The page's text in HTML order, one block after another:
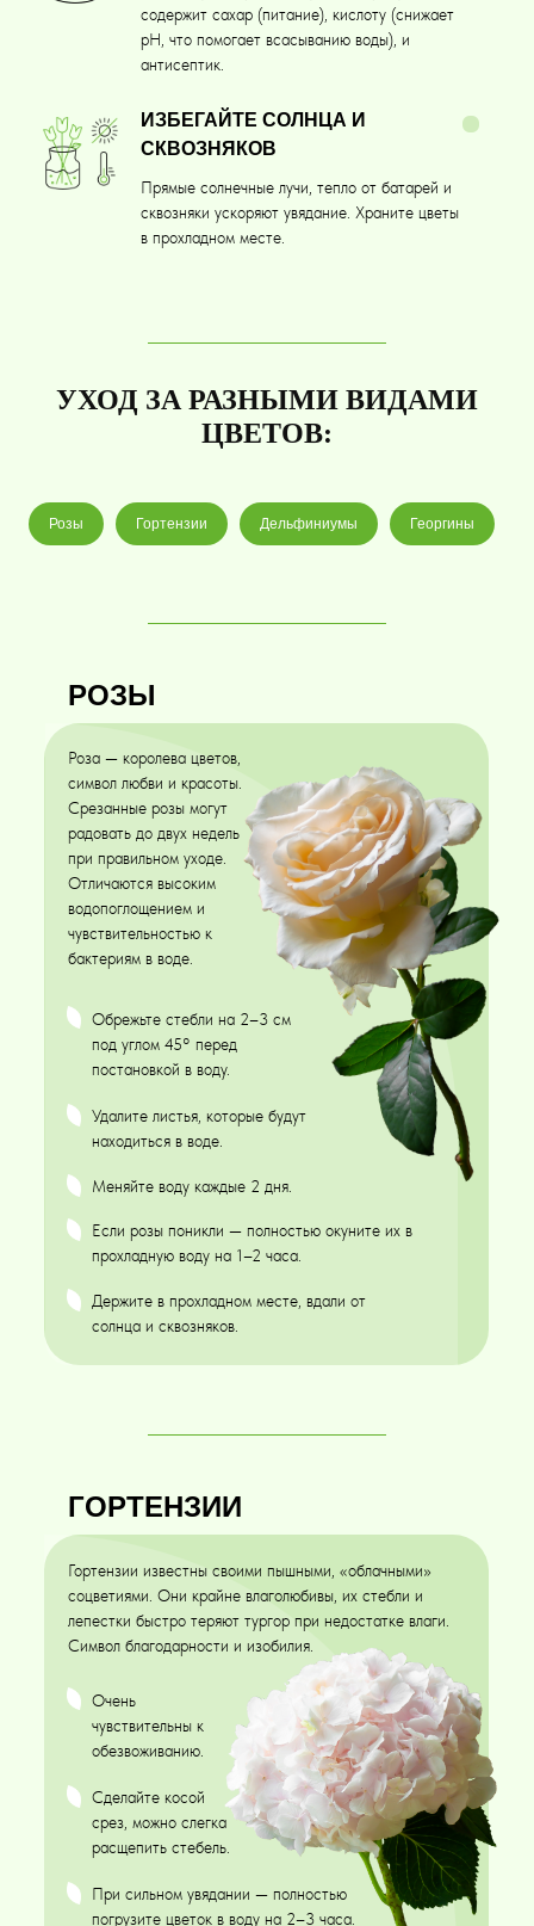
ИЗБЕГАЙТЕ СОЛНЦА И
СКВОЗНЯКОВ
Прямые солнечные лучи, тепло от батарей и
сквозняки ускоряют увядание. Храните цветы
в прохладном месте.
содержит сахар (питание), кислоту (снижает
pH, что помогает всасыванию воды), и
антисептик.
УХОД ЗА РАЗНЫМИ ВИДАМИ
ЦВЕТОВ:
Розы Гортензии Дельфиниумы Георгины
РОЗЫ
Обрежьте стебли на 2–3 см
под углом 45° перед
постановкой в воду.
Роза — королева цветов,
символ любви и красоты.
Срезанные розы могут
радовать до двух недель
при правильном уходе.
Отличаются высоким
водопоглощением и
чувствительностью к
бактериям в воде.
Удалите листья, которые будут
находиться в воде.
Меняйте воду каждые 2 дня.
Если розы поникли — полностью окуните их в
прохладную воду на 1–2 часа.
Держите в прохладном месте, вдали от
солнца и сквозняков.
ГОРТЕНЗИИ
Очень
чувствительны к
обезвоживанию.
Сделайте косой
срез, можно слегка
расщепить стебель.
При сильном увядании — полностью
погрузите цветок в воду на 2–3 часа.
Гортензии известны своими пышными, «облачными»
соцветиями. Они крайне влаголюбивы, их стебли и
лепестки быстро теряют тургор при недостатке влаги.
Символ благодарности и изобилия.